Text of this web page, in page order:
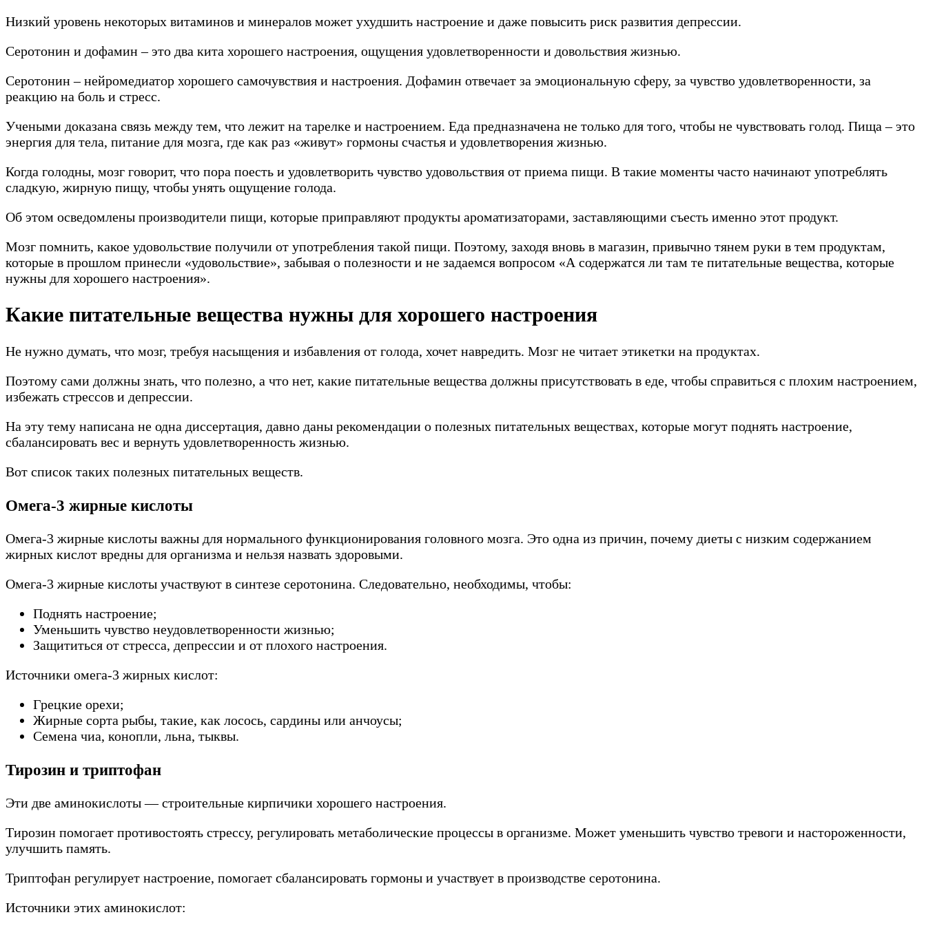
Низкий уровень некоторых витаминов и минералов может ухудшить настроение и даже повысить риск развития депрессии.
Серотонин и дофамин – это два кита хорошего настроения, ощущения удовлетворенности и довольствия жизнью.
Серотонин – нейромедиатор хорошего самочувствия и настроения. Дофамин отвечает за эмоциональную сферу, за чувство удовлетворенности, за
реакцию на боль и стресс.
Учеными доказана связь между тем, что лежит на тарелке и настроением. Еда предназначена не только для того, чтобы не чувствовать голод. Пища – это
энергия для тела, питание для мозга, где как раз «живут» гормоны счастья и удовлетворения жизнью.
Когда голодны, мозг говорит, что пора поесть и удовлетворить чувство удовольствия от приема пищи. В такие моменты часто начинают употреблять
сладкую, жирную пищу, чтобы унять ощущение голода.
Об этом осведомлены производители пищи, которые приправляют продукты ароматизаторами, заставляющими съесть именно этот продукт.
Мозг помнить, какое удовольствие получили от употребления такой пищи. Поэтому, заходя вновь в магазин, привычно тянем руки в тем продуктам,
которые в прошлом принесли «удовольствие», забывая о полезности и не задаемся вопросом «А содержатся ли там те питательные вещества, которые
нужны для хорошего настроения».
Какие питательные вещества нужны для хорошего настроения
Не нужно думать, что мозг, требуя насыщения и избавления от голода, хочет навредить. Мозг не читает этикетки на продуктах.
Поэтому сами должны знать, что полезно, а что нет, какие питательные вещества должны присутствовать в еде, чтобы справиться с плохим настроением,
избежать стрессов и депрессии.
На эту тему написана не одна диссертация, давно даны рекомендации о полезных питательных веществах, которые могут поднять настроение,
сбалансировать вес и вернуть удовлетворенность жизнью.
Вот список таких полезных питательных веществ.
Омега-3 жирные кислоты
Омега-3 жирные кислоты важны для нормального функционирования головного мозга. Это одна из причин, почему диеты с низким содержанием
жирных кислот вредны для организма и нельзя назвать здоровыми.
Омега-3 жирные кислоты участвуют в синтезе серотонина. Следовательно, необходимы, чтобы:
Поднять настроение;
Уменьшить чувство неудовлетворенности жизнью;
Защититься от стресса, депрессии и от плохого настроения.
Источники омега-3 жирных кислот:
Грецкие орехи;
Жирные сорта рыбы, такие, как лосось, сардины или анчоусы;
Семена чиа, конопли, льна, тыквы.
Тирозин и триптофан
Эти две аминокислоты — строительные кирпичики хорошего настроения.
Тирозин помогает противостоять стрессу, регулировать метаболические процессы в организме. Может уменьшить чувство тревоги и настороженности,
улучшить память.
Триптофан регулирует настроение, помогает сбалансировать гормоны и участвует в производстве серотонина.
Источники этих аминокислот: